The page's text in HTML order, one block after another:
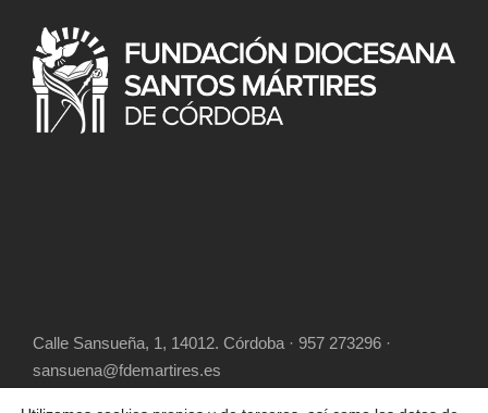
Calle Sansueña, 1, 14012. Córdoba · 957 273296 ·
sansuena@fdemartires.es